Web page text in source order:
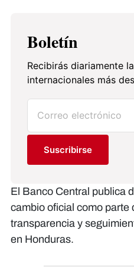
Boletín
Recibirás diariamente
internacionales más
Suscribirse
El Banco Central publica
cambio oficial como parte
transparencia y
en Honduras.